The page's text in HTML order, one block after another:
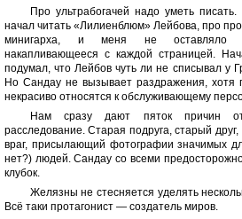
Про ультрабогачей надо уметь
начал читать «Лилиенблюм» Лейбова, про
минигарха, и меня не оставляло
накапливающееся с каждой страницей.
подумал, что Лейбов чуть ли не списывал у
Но Сандау не вызывает раздражения, хотя
некрасиво относятся к обслуживающему
Нам сразу дают пяток причин
расследование. Старая подруга, старый
враг, присылающий фотографии значимых
нет?) людей. Сандау со всеми
клубок.
Желязны не стесняется уделять
Всё таки протагонист — создатель миров.